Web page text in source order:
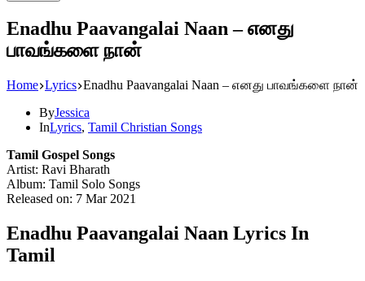
Enadhu Paavangalai Naan – எனது
பாவங்களை நான்
Home Lyrics Enadhu Paavangalai Naan – எனது பாவங்களை நான்
ByJessica
InLyrics, Tamil Christian Songs
Tamil Gospel Songs
Artist: Ravi Bharath
Album: Tamil Solo Songs
Released on: 7 Mar 2021
Enadhu Paavangalai Naan Lyrics In
Tamil